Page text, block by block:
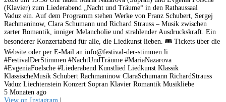
(Klavier) zum Liederabend „Nacht und Träume“ in den Rathaussaal
Vaduz ein. Auf dem Programm stehen Werke von Franz Schubert, Sergej
Rachmaninow, Clara Schumann und Richard Strauss – Musik zwischen
zarter Romantik, inniger Melancholie und strahlender Ausdruckskraft. Ein
besonderer Konzertabend für alle, die Liedkunst lieben. 🎟 Tickets über die
Website oder per E-Mail an info@festival-der-stimmen.li
#FestivalDerStimmen #NachtUndTräume #MariaNazarova
#EvgeniaFoelsche #Liederabend Kunstlied Liedkunst Klassik
KlassischeMusik Schubert Rachmaninow ClaraSchumann RichardStrauss
Vaduz Liechtenstein Konzert Sopran Klavier Romantik Musikliebe
5 Monaten ago
View on Instagram